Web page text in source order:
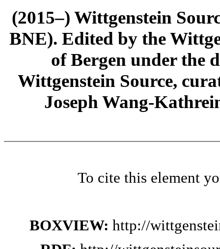
(2015–) Wittgenstein
BNE). Edited by the
of Bergen under the
Wittgenstein Source,
Joseph Wang-
To cite this element
BOXVIEW: http://